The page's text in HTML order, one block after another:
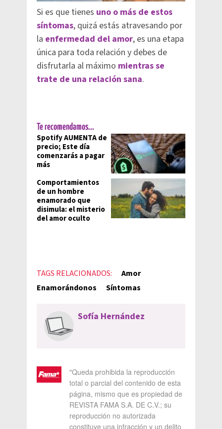
Si es que tienes uno o más de estos
síntomas, quizá estás atravesando por
la enfermedad del amor, es una etapa
única para toda relación y debes de
disfrutarla al máximo mientras se
trate de una relación sana.
Te recomendamos...
Spotify AUMENTA de
precio; Este día
comenzarás a pagar
más
Comportamientos
de un hombre
enamorado que
disimula: el misterio
del amor oculto
TAGS RELACIONADOS:
Amor
Enamorándonos
Síntomas
Sofía Hernández
"Queda prohibida la reproducción
total o parcial del contenido de esta
página, mismo que es propiedad de
REVISTA FAMA S.A. DE C.V.; su
reproducción no autorizada
constituye una infracción y un delito